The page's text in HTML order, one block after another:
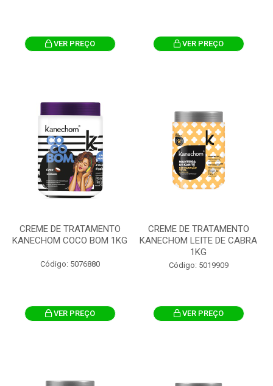
VER PREÇO VER PREÇO
CREME DE TRATAMENTO
KANECHOM COCO BOM 1KG
Código: 5076880
VER PREÇO
CREME DE TRATAMENTO
KANECHOM LEITE DE CABRA
1KG
Código: 5019909
VER PREÇO